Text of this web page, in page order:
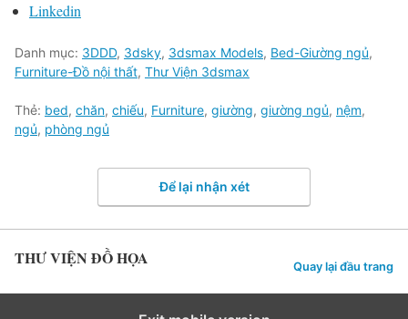
Linkedin
Danh mục: 3DDD, 3dsky, 3dsmax Models, Bed-Giường ngủ,
Furniture-Đồ nội thất, Thư Viện 3dsmax
Thẻ: bed, chăn, chiếu, Furniture, giường, giường ngủ, nệm,
ngủ, phòng ngủ
Để lại nhận xét
THƯ VIỆN ĐỒ HỌA Quay lại đầu trang